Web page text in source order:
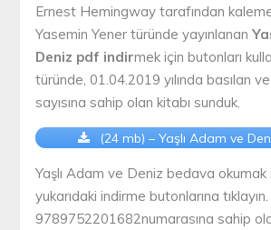
Ernest Hemingway tarafından
Yasemin Yener türünde yayınlanan
Deniz pdf indirmek için butonları
türünde, 01.04.2019 yılında basılan
sayısına sahip olan kitabı sunduk.
(24 mb) – Yaşlı Adam ve
Yaşlı Adam ve Deniz bedava okumak
yukarıdaki indirme butonlarına
9789752201682numarasına sahip